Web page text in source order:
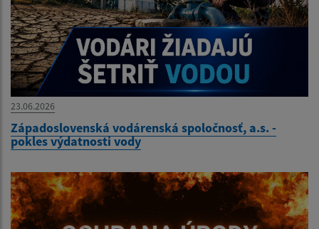
23.06.2026
Západoslovenská vodárenská spoločnosť, a.s. -
pokles výdatnosti vody